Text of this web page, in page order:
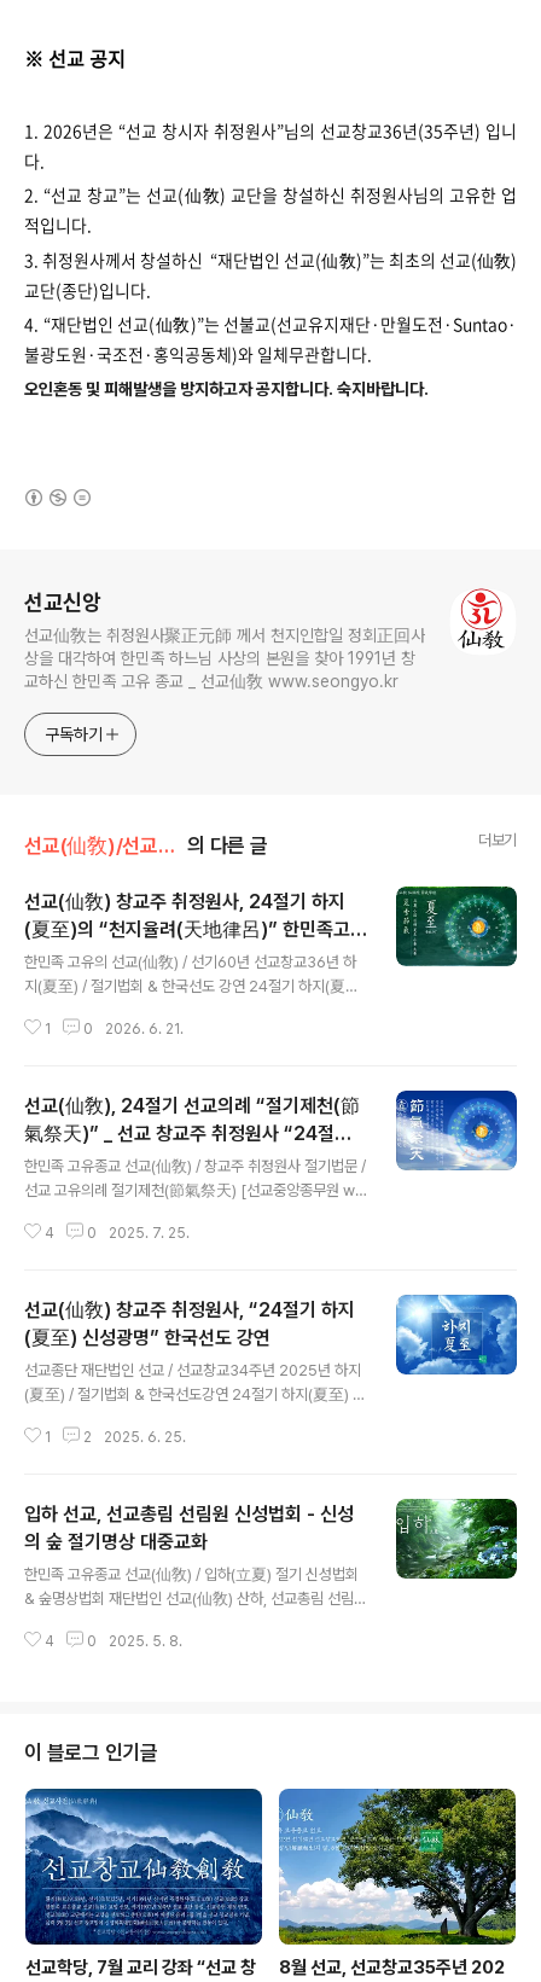
※ 선교 공지
1. 2026년은 “선교 창시자 취정원사”님의 선교창교36년(35주년) 입니
다.
2. “선교 창교”는 선교(仙敎) 교단을 창설하신 취정원사님의 고유한 업
적입니다.
3. 취정원사께서 창설하신 “재단법인 선교(仙敎)”는 최초의 선교(仙敎)
교단(종단)입니다.
4. “재단법인 선교(仙敎)”는 선불교(선교유지재단·만월도전·Suntao·
불광도원·국조전·홍익공동체)와 일체무관합니다.
오인혼동 및 피해발생을 방지하고자 공지합니다. ​​​​숙지바랍니다.
선교신앙
선교仙敎는 취정원사聚正元師 께서 천지인합일 정회正回사
상을 대각하여 한민족 하느님 사상의 본원을 찾아 1991년 창
교하신 한민족 고유 종교 _ 선교仙敎 www.seongyo.kr
구독하기
선교(仙敎)/선교수행 의 다른 글 더보기
선교(仙敎) 창교주 취정원사, 24절기 하지
(夏至)의 “천지율려(天地律呂)” 한민족고유
선도 강연
한민족 고유의 선교(仙敎) / 선기60년 선교창교36년 하
지(夏至) / 절기법회 & 한국선도 강연 24절기 하지(夏至)
(夏至) 신성교화(神性敎化)” 《 환기9223년 단기4359
대”를 맞이하였습니다. 순천명(順天命)은 천도순리에 순
응하여 환인(桓因) 하느님의 교화를 따르는 것이니, 한민
족 고유의 하느님 신앙인 선교신앙(仙敎信仰)이 곧 순천
명(順天命)입니다. 병오년(丙午年)은 육십갑자(六十甲
子) 천간지지(天干地支)로 하지(夏至)의 기운에 해당하
며, 60년(六十年) 1주기(一週期)를 완성하는 해이고, 12
1 0 2026. 6. 21.
선교(仙敎), 24절기 선교의례 “절기제천(節
氣祭天)” _ 선교 창교주 취정원사 “24절기
는 환인(桓因) 하느님의 향훈” 법문
한민족 고유종교 선교(仙敎) / 창교주 취정원사 절기법문 /
선교 고유의례 절기제천(節氣祭天) [선교중앙종무원 ww
敎 仙敎) 교단 재단법인 선교(仙敎)와 선교총림(仙敎叢
제천의례(祭天儀禮)의 하나인 24절기 “절기제천(節氣
祭天)” 을 봉행하고, 선교 창교주 취정원사(聚正元師)님
의 절기법문 《환인 하느님의 하늘교화, 천지인 율려조화 2
4절기(桓因上帝天敎指道 天地人律呂造化二十四節
氣)》를 공개하며 선교수행대중에 절기(節氣)의 중요성을
강조하는 절기문화행사를 진행했습니다. 선교(仙敎)는 박
4 0 2025. 7. 25.
선교(仙敎) 창교주 취정원사, “24절기 하지
(夏至) 신성광명” 한국선도 강연
선교종단 재단법인 선교 / 선교창교34주년 2025년 하지
(夏至) / 절기법회 & 한국선도강연 24절기 하지(夏至) 선
절기와 신성광명(神性光明)” 《 환기9222년 단기4358
(大同開天)을 이루어야 한다 .. 하지(夏至)의 선교 교화선
(仙敎 敎化禪) “천지율(天地律)” 선도공법(仙道功法)
수련에 정진하라. “천지율” 수행은 여름 기운이 최고에 이
른 하지 절기에 “하늘기운에 순응하여 내 안의 율려를 정
립”하는 것이다. 여름의 기운은 “예(禮)”의 기운이니, 예도
에 어긋나는 행동을 삼가고, 생무생일체가 충만한 양기를
1 2 2025. 6. 25.
입하 선교, 선교총림 선림원 신성법회 - 신성
의 숲 절기명상 대중교화
한민족 고유종교 선교(仙敎) / 입하(立夏) 절기 신성법회
& 숲명상법회 재단법인 선교(仙敎) 산하, 선교총림 선림원
중화 실현 선교총림 설립자 시정원주(時正原主), 24절기
관련합니다. 무단전재 복사편집을 금합니다. 민족종단 재
단법인 선교(仙敎) 산하 선교총림 선림원(仙林院)은 20
25년 24절기 입하(立夏)를 맞아 “신성교화* 절기법회
*”를 개최하고, 한국 선도수련의 대중화를 위해 선교 교단
에 비전되는 선도공법(仙道功法)* 중 입하 절기에 행하는
선교 고유의 절기수행법을 공..
4 0 2025. 5. 8.
이 블로그 인기글
선교학당, 7월 교리 강좌 “선교 창
8월 선교, 선교창교35주년 202